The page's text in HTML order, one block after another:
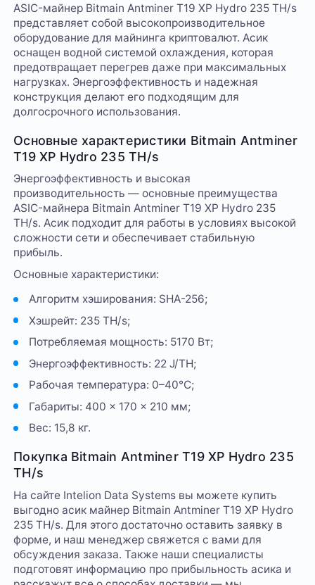
ASIC-майнер Bitmain Antminer T19 XP Hydro 235 TH/s
представляет собой высокопроизводительное
оборудование для майнинга криптовалют. Асик
оснащен водной системой охлаждения, которая
предотвращает перегрев даже при максимальных
нагрузках. Энергоэффективность и надежная
конструкция делают его подходящим для
долгосрочного использования.
Основные характеристики Bitmain Antminer
T19 XP Hydro 235 TH/s
Энергоэффективность и высокая
производительность — основные преимущества
ASIC-майнера Bitmain Antminer T19 XP Hydro 235
TH/s. Асик подходит для работы в условиях высокой
сложности сети и обеспечивает стабильную
прибыль.
Основные характеристики:
Алгоритм хэширования: SHA-256;
Хэшрейт: 235 TH/s;
Потребляемая мощность: 5170 Вт;
Энергоэффективность: 22 J/TH;
Рабочая температура: 0–40°C;
Габариты: 400 × 170 × 210 мм;
Вес: 15,8 кг.
Покупка Bitmain Antminer T19 XP Hydro 235
TH/s
На сайте Intelion Data Systems вы можете купить
выгодно асик майнер Bitmain Antminer T19 XP Hydro
235 TH/s. Для этого достаточно оставить заявку в
форме, и наш менеджер свяжется с вами для
обсуждения заказа. Также наши специалисты
подготовят информацию про прибыльность асика и